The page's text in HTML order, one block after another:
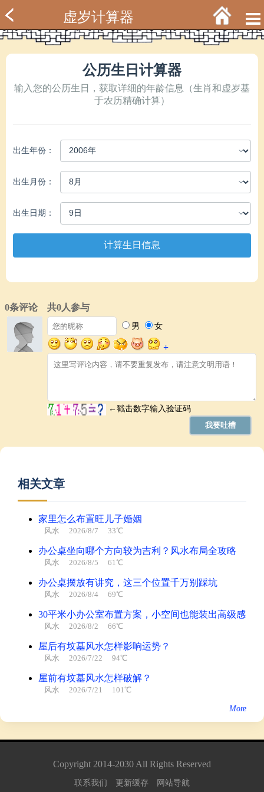
虚岁计算器
公历生日计算器
输入您的公历生日，获取详细的年龄信息（生肖和虚岁基
于农历精确计算）
出生年份：
出生月份：
出生日期：
相关文章
家里怎么布置旺儿子婚姻
风水 2026/8/7 33℃
办公桌坐向哪个方向较为吉利？风水布局全攻略
风水 2026/8/5 61℃
办公桌摆放有讲究，这三个位置千万别踩坑
风水 2026/8/4 69℃
30平米小办公室布置方案，小空间也能装出高级感
风水 2026/8/2 66℃
屋后有坟墓风水怎样影响运势？
风水 2026/7/22 94℃
屋前有坟墓风水怎样破解？
风水 2026/7/21 101℃
More
Copyright 2014-2030 All Rights Reserved
联系我们 更新缓存 网站导航